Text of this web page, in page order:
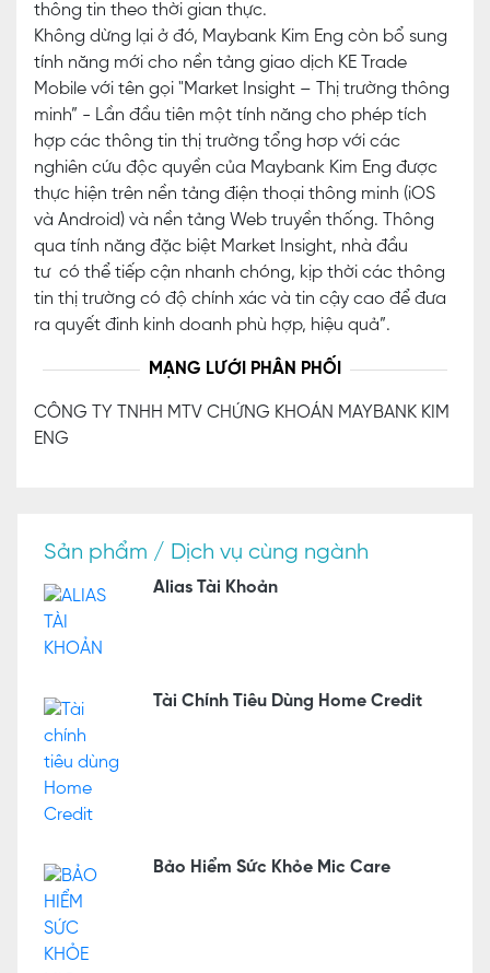
thông tin theo thời gian thực.
Không dừng lại ở đó, Maybank Kim Eng còn bổ sung
tính năng mới cho nền tảng giao dịch KE Trade
Mobile với tên gọi "Market Insight – Thị trường thông
minh” - Lần đầu tiên một tính năng cho phép tích
hợp các thông tin thị trường tổng hơp với các
nghiên cứu độc quyền của Maybank Kim Eng được
thực hiện trên nền tảng điện thoại thông minh (iOS
và Android) và nền tảng Web truyền thống. Thông
qua tính năng đặc biệt Market Insight, nhà đầu
tư có thể tiếp cận nhanh chóng, kịp thời các thông
tin thị trường có độ chính xác và tin cậy cao để đưa
ra quyết đinh kinh doanh phù hợp, hiệu quả”.
MẠNG LƯỚI PHÂN PHỐI
CÔNG TY TNHH MTV CHỨNG KHOÁN MAYBANK KIM
ENG
Sản phẩm / Dịch vụ cùng ngành
Alias Tài Khoản
Tài Chính Tiêu Dùng Home Credit
Bảo Hiểm Sức Khỏe Mic Care